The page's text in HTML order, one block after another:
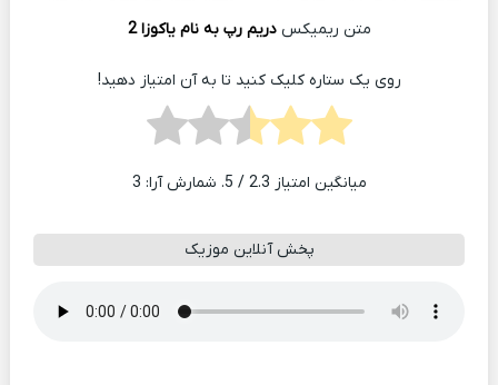
متن ریمیکسدریم رپ به نام یاکوزا 2
روی یک ستاره کلیک کنید تا به آن امتیاز دهید!
میانگین امتیاز 2.3 / 5. شمارش آرا: 3
پخش آنلاین موزیک